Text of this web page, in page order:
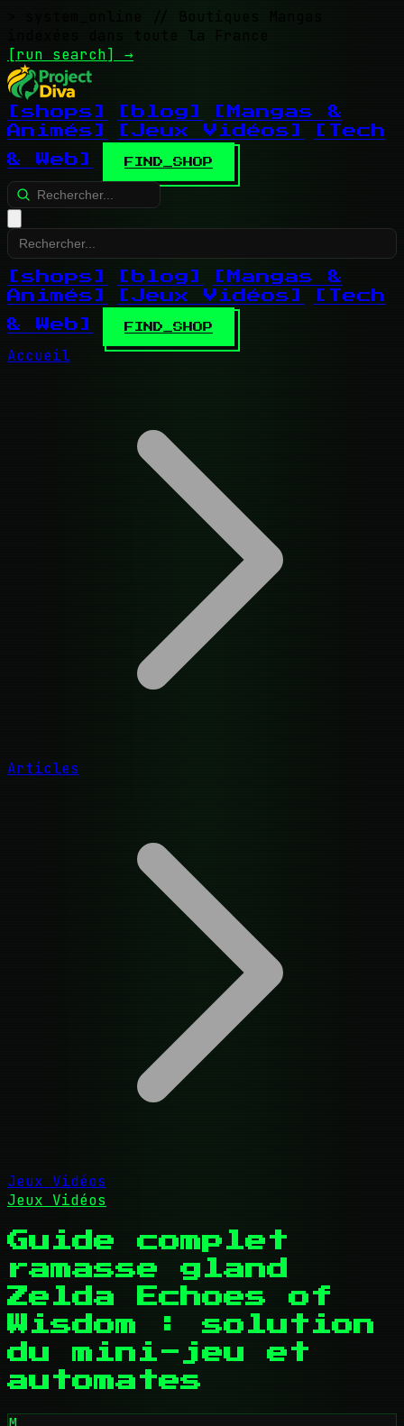
// Boutiques Mangas
indexées dans toute la France
[run search] →
[shops] [blog]
[Mangas &
Animés]
[Jeux Vidéos]
[Tech
& Web]
FIND_SHOP
[shops] [blog]
[Mangas &
Animés]
[Jeux Vidéos]
[Tech
& Web]
FIND_SHOP
Accueil
Articles
Jeux Vidéos
Jeux Vidéos
Guide complet
ramasse gland
Zelda Echoes of
Wisdom : solution
du mini-jeu et
automates